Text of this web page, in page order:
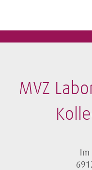
MVZ
Im